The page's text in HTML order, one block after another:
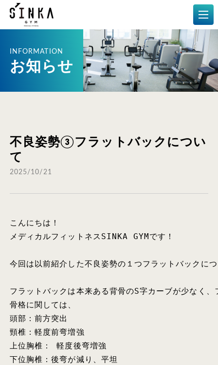
メディカルフィッ
お知らせ
不良姿勢③フラットバックについ
て
2025/10/21
こんにちは！
メディカルフィットネスSINKA GYMです！
今回は以前紹介した不良姿勢の１つフラットバックに
フラットバックは本来ある背骨のS字カーブが少なく
骨格に関しては、
頭部：前方突出
頸椎：軽度前弯増強
上位胸椎： 軽度後弯増強
下位胸椎：後弯が減り、平坦